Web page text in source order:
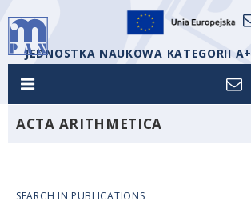
JEDNOSTKA NAUKOWA KATEGORII A+
ACTA ARITHMETICA
SEARCH IN PUBLICATIONS